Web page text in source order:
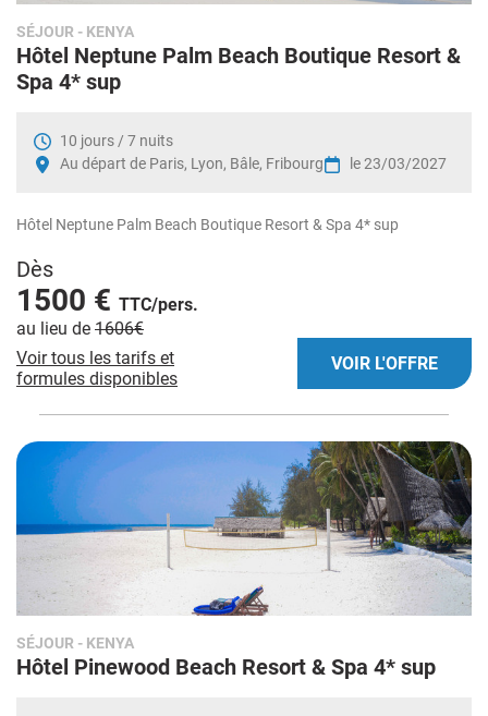
SÉJOUR - KENYA
Hôtel Neptune Palm Beach Boutique Resort &
Spa 4* sup
10 jours / 7 nuits
Au départ de Paris, Lyon, Bâle, Fribourg
le 23/03/2027
Hôtel Neptune Palm Beach Boutique Resort & Spa 4* sup
Dès
1500 € TTC/pers.
au lieu de 1606€
Voir tous les tarifs et
formules disponibles
VOIR L'OFFRE
SÉJOUR - KENYA
Hôtel Pinewood Beach Resort & Spa 4* sup